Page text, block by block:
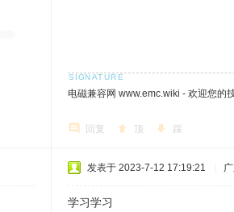
电磁兼容网 www.emc.wiki - 欢迎您的
回复 顶 踩
发表于 2023-7-12 17:19:21
学习学习